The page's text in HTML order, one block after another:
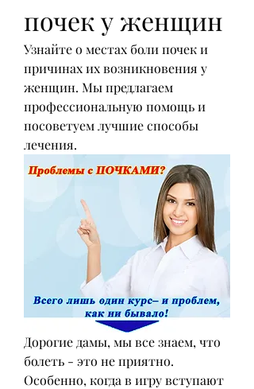
почек у женщин
Узнайте о местах боли почек и
причинах их возникновения у
женщин. Мы предлагаем
профессиональную помощь и
посоветуем лучшие способы
лечения.
Дорогие дамы, мы все знаем, что
болеть - это не приятно.
Особенно, когда в игру вступают